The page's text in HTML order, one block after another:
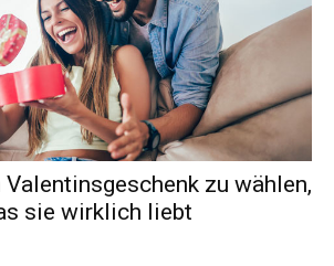
Valentinsgeschenk zu wählen,
sie wirklich liebt